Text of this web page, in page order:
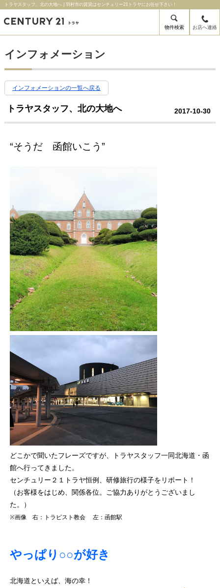
トラヤスタッフ、北の大地へ | 羽村市の賃貸はセンチュリー21トラヤにお任せ下さい！
物件検索 お店へ連絡
インフォメーション
インフォメーションの一覧へ戻る
トラヤスタッフ、北の大地へ 2017-10-30
“そうだ 函館いこう”
どこかで聞いたフレーズですが、トラヤスタッフ一同北海道・函
館へ行ってきました。
センチュリー２１トラヤ恒例、研修旅行の様子をリポート！
（お客様をはじめ、関係各位。ご協力ありがとうございまし
た。）
※画像 右：トラピスト教会 左：函館駅
やっぱり○○が好き
北海道といえば、海の幸！